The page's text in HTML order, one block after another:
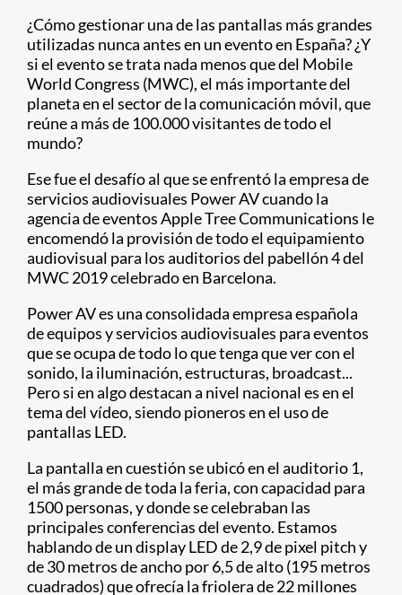
¿Cómo gestionar una de las pantallas más grandes
utilizadas nunca antes en un evento en España? ¿Y
si el evento se trata nada menos que del Mobile
World Congress (MWC), el más importante del
planeta en el sector de la comunicación móvil, que
reúne a más de 100.000 visitantes de todo el
mundo?
Ese fue el desafío al que se enfrentó la empresa de
servicios audiovisuales Power AV cuando la
agencia de eventos Apple Tree Communications le
encomendó la provisión de todo el equipamiento
audiovisual para los auditorios del pabellón 4 del
MWC 2019 celebrado en Barcelona.
Power AV es una consolidada empresa española
de equipos y servicios audiovisuales para eventos
que se ocupa de todo lo que tenga que ver con el
sonido, la iluminación, estructuras, broadcast...
Pero si en algo destacan a nivel nacional es en el
tema del vídeo, siendo pioneros en el uso de
pantallas LED.
La pantalla en cuestión se ubicó en el auditorio 1,
el más grande de toda la feria, con capacidad para
1500 personas, y donde se celebraban las
principales conferencias del evento. Estamos
hablando de un display LED de 2,9 de pixel pitch y
de 30 metros de ancho por 6,5 de alto (195 metros
cuadrados) que ofrecía la friolera de 22 millones